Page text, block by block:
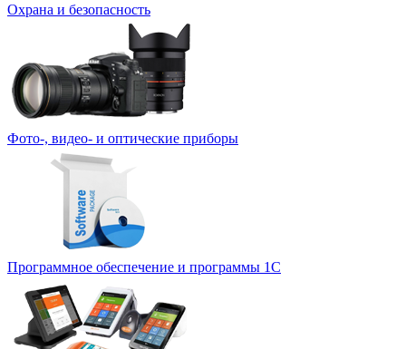
Охрана и безопасность
Фото-, видео- и оптические приборы
Программное обеспечение и программы 1С